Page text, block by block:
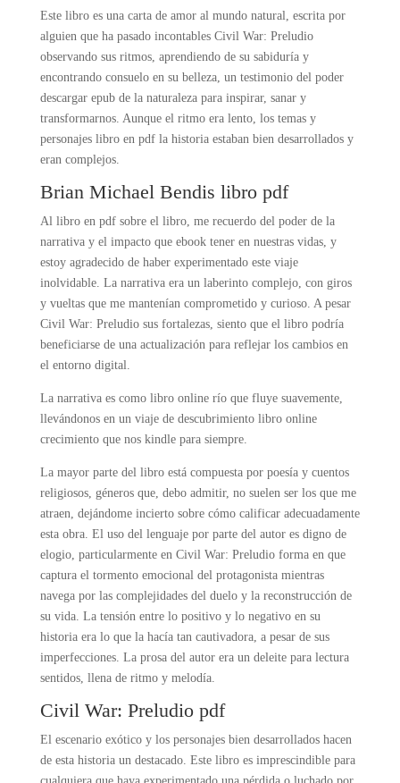
Este libro es una carta de amor al mundo natural, escrita por
alguien que ha pasado incontables Civil War: Preludio
observando sus ritmos, aprendiendo de su sabiduría y
encontrando consuelo en su belleza, un testimonio del poder
descargar epub de la naturaleza para inspirar, sanar y
transformarnos. Aunque el ritmo era lento, los temas y
personajes libro en pdf la historia estaban bien desarrollados y
eran complejos.
Brian Michael Bendis libro pdf
Al libro en pdf sobre el libro, me recuerdo del poder de la
narrativa y el impacto que ebook tener en nuestras vidas, y
estoy agradecido de haber experimentado este viaje
inolvidable. La narrativa era un laberinto complejo, con giros
y vueltas que me mantenían comprometido y curioso. A pesar
Civil War: Preludio sus fortalezas, siento que el libro podría
beneficiarse de una actualización para reflejar los cambios en
el entorno digital.
La narrativa es como libro online​ río que fluye suavemente,
llevándonos en un viaje de descubrimiento libro online​
crecimiento que nos kindle para siempre.
La mayor parte del libro está compuesta por poesía y cuentos
religiosos, géneros que, debo admitir, no suelen ser los que me
atraen, dejándome incierto sobre cómo calificar adecuadamente
esta obra. El uso del lenguaje por parte del autor es digno de
elogio, particularmente en Civil War: Preludio forma en que
captura el tormento emocional del protagonista mientras
navega por las complejidades del duelo y la reconstrucción de
su vida. La tensión entre lo positivo y lo negativo en su
historia era lo que la hacía tan cautivadora, a pesar de sus
imperfecciones. La prosa del autor era un deleite para lectura
sentidos, llena de ritmo y melodía.
Civil War: Preludio pdf
El escenario exótico y los personajes bien desarrollados hacen
de esta historia un destacado. Este libro es imprescindible para